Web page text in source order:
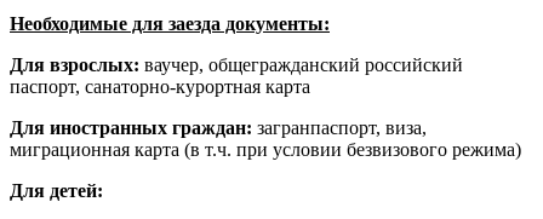
Необходимые для заезда документы:
Для взрослых: ваучер, общегражданский российский
паспорт, санаторно-курортная карта
Для иностранных граждан: загранпаспорт, виза,
миграционная карта (в т.ч. при условии безвизового режима)
Для детей: